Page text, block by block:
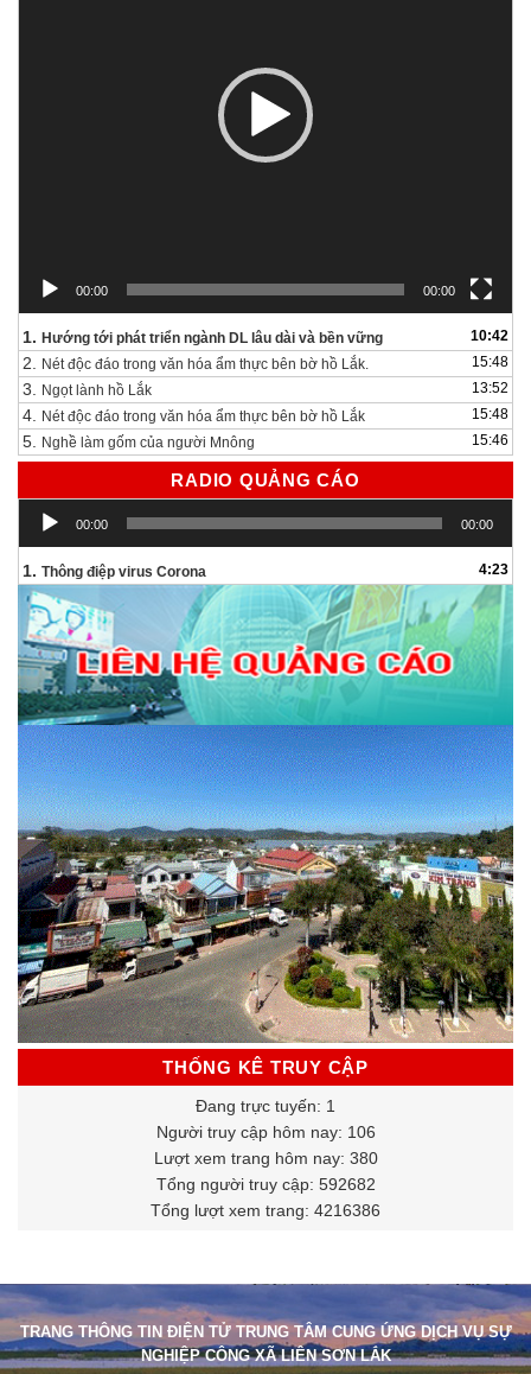
00:00 00:00
1. Hướng tới phát triển ngành DL lâu dài và bền vững 10:42
2. Nét độc đáo trong văn hóa ẩm thực bên bờ hồ Lắk. 15:48
3. Ngọt lành hồ Lắk 13:52
4. Nét độc đáo trong văn hóa ẩm thực bên bờ hồ Lắk 15:48
5. Nghề làm gốm của người Mnông 15:46
RADIO QUẢNG CÁO
Trình
chơi
Audio
00:00 00:00
1. Thông điệp virus Corona 4:23
THỐNG KÊ TRUY CẬP
Đang trực tuyến: 1
Người truy cập hôm nay: 106
Lượt xem trang hôm nay: 380
Tổng người truy cập: 592682
Tổng lượt xem trang: 4216386
TRANG THÔNG TIN ĐIỆN TỬ TRUNG TÂM CUNG ỨNG DỊCH VỤ SỰ
NGHIỆP CÔNG XÃ LIÊN SƠN LẮK